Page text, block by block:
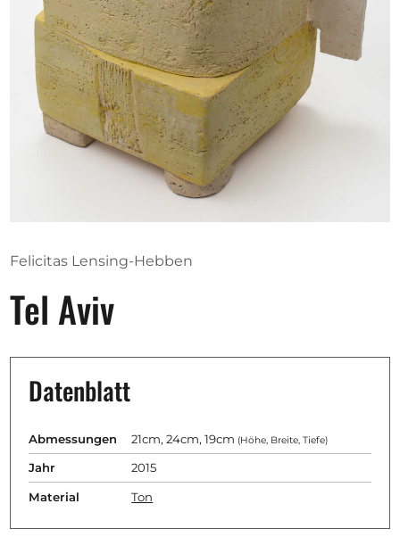
Ausschreibungen
Mitglied werden
Künstler:innen
Kontakt
Felicitas Lensing-Hebben
Tel Aviv
Datenblatt
Abmessungen 21cm, 24cm, 19cm (Höhe, Breite, Tiefe)
Jahr 2015
Material Ton